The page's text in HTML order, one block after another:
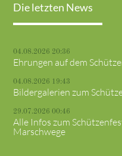
Die letzten News
04.08.2026 20:36
Ehrungen auf dem
04.08.2026 19:43
Bildergalerien zum
29.07.2026 00:46
Alle Infos zum
Marschwege